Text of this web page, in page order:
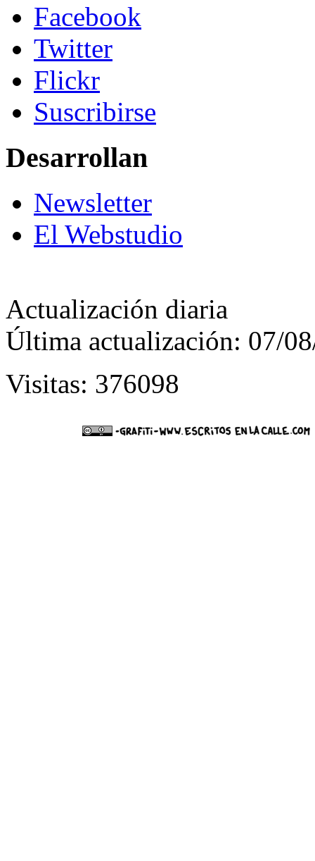
Facebook
Twitter
Flickr
Suscribirse
Desarrollan
Newsletter
El Webstudio
Actualización diaria
Última actualización: 07/
Visitas: 376098